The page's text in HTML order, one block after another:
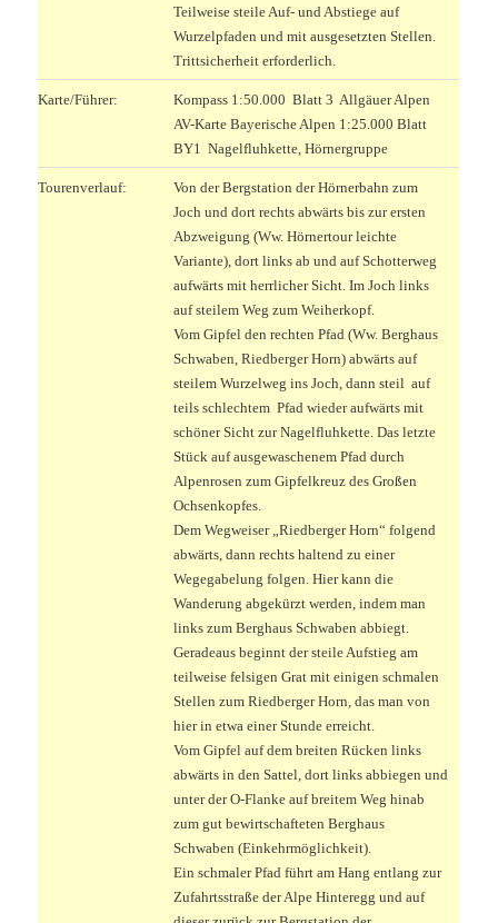
Teilweise steile Auf- und Abstiege auf
Wurzelpfaden und mit ausgesetzten Stellen.
Trittsicherheit erforderlich.
Karte/Führer:
Kompass 1:50.000 Blatt 3 Allgäuer Alpen
AV-Karte Bayerische Alpen 1:25.000 Blatt
BY1 Nagelfluhkette, Hörnergruppe
Tourenverlauf:
Von der Bergstation der Hörnerbahn zum
Joch und dort rechts abwärts bis zur ersten
Abzweigung (Ww. Hörnertour leichte
Variante), dort links ab und auf Schotterweg
aufwärts mit herrlicher Sicht. Im Joch links
auf steilem Weg zum Weiherkopf.
Vom Gipfel den rechten Pfad (Ww. Berghaus
Schwaben, Riedberger Horn) abwärts auf
steilem Wurzelweg ins Joch, dann steil auf
teils schlechtem Pfad wieder aufwärts mit
schöner Sicht zur Nagelfluhkette. Das letzte
Stück auf ausgewaschenem Pfad durch
Alpenrosen zum Gipfelkreuz des Großen
Ochsenkopfes.
Dem Wegweiser „Riedberger Horn“ folgend
abwärts, dann rechts haltend zu einer
Wegegabelung folgen. Hier kann die
Wanderung abgekürzt werden, indem man
links zum Berghaus Schwaben abbiegt.
Geradeaus beginnt der steile Aufstieg am
teilweise felsigen Grat mit einigen schmalen
Stellen zum Riedberger Horn, das man von
hier in etwa einer Stunde erreicht.
Vom Gipfel auf dem breiten Rücken links
abwärts in den Sattel, dort links abbiegen und
unter der O-Flanke auf breitem Weg hinab
zum gut bewirtschafteten Berghaus
Schwaben (Einkehrmöglichkeit).
Ein schmaler Pfad führt am Hang entlang zur
Zufahrtsstraße der Alpe Hinteregg und auf